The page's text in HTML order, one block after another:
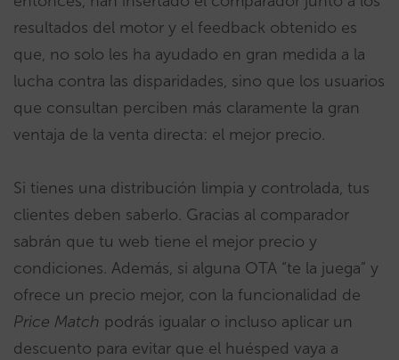
resultados del motor y el feedback obtenido es
que, no solo les ha ayudado en gran medida a la
lucha contra las disparidades, sino que los usuarios
que consultan perciben más claramente la gran
ventaja de la venta directa: el mejor precio.
Si tienes una distribución limpia y controlada, tus
clientes deben saberlo. Gracias al comparador
sabrán que tu web tiene el mejor precio y
condiciones. Además, si alguna OTA “te la juega” y
ofrece un precio mejor, con la funcionalidad de
Price Match podrás igualar o incluso aplicar un
descuento para evitar que el huésped vaya a